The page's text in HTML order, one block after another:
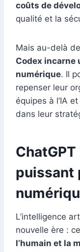
coûts de
qualité et la
Mais au-delà
Codex incarne
numérique. Il
repenser leur
équipes à l’IA
dans leur
puissant
L’intelligence
nouvelle ère :
l’humain et la